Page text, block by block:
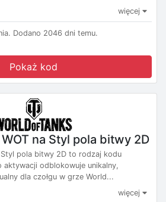
więcej
Dodano 2046 dni temu.
Pokaż kod
na Styl pola bitwy 2D
Styl pola bitwy 2D to rodzaj kodu
odblokowuje unikalny,
dla czołgu w grze World...
więcej